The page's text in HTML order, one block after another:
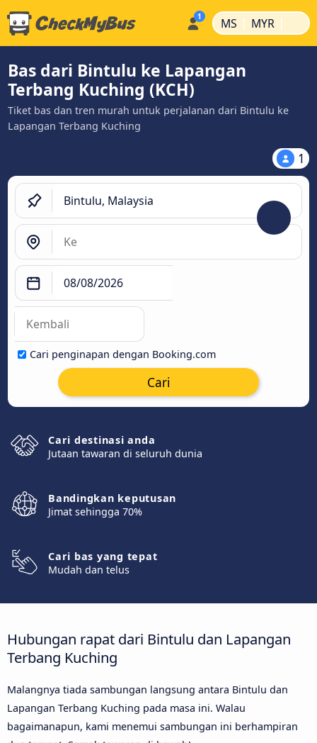
MS | MYR |
Bas dari Bintulu ke Lapangan
Terbang Kuching (KCH)
Tiket bas dan tren murah untuk perjalanan dari Bintulu ke
Lapangan Terbang Kuching
1
Cari penginapan dengan Booking.com
Cari
Cari destinasi anda
Jutaan tawaran di seluruh dunia
Bandingkan keputusan
Jimat sehingga 70%
Cari bas yang tepat
Mudah dan telus
Hubungan rapat dari Bintulu dan Lapangan
Terbang Kuching
Malangnya tiada sambungan langsung antara Bintulu dan
Lapangan Terbang Kuching pada masa ini. Walau
bagaimanapun, kami menemui sambungan ini berhampiran